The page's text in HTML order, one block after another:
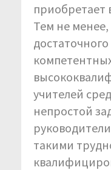
приобретает
Тем не
учителей
непростой
такими